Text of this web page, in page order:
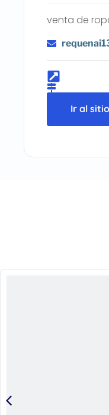
venta de
Ir al